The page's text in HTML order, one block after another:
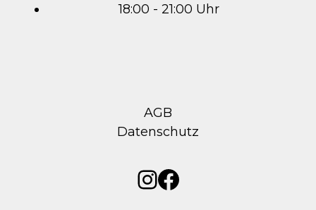
18:00 - 21:00 Uhr
AGB
Datenschutz
Instagram
Facebook